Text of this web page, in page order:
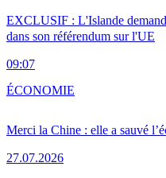
EXCLUSIF : L'Islande
dans son référendum sur l'UE
09:07
Merci la Chine : elle a sauvé
27.07.2026
ÉCONOMIE